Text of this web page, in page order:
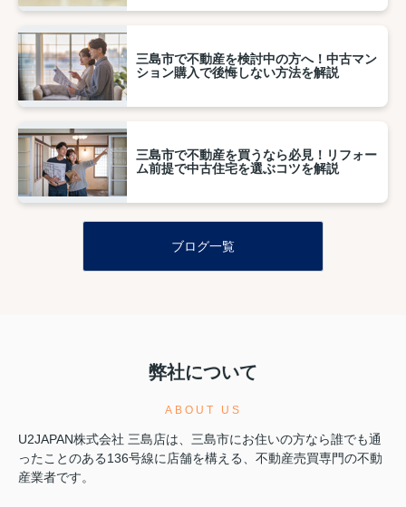
三島市で不動産を検討中の方へ！中古マン
ション購入で後悔しない方法を解説
三島市で不動産を買うなら必見！リフォー
ム前提で中古住宅を選ぶコツを解説
ブログ一覧
弊社について
ABOUT US
U2JAPAN株式会社 三島店は、三島市にお住いの方なら誰でも通
ったことのある136号線に店舗を構える、不動産売買専門の不動
産業者です。